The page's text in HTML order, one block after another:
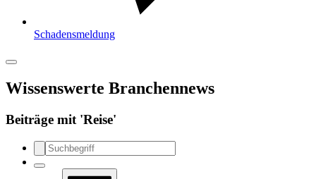
Schadensmeldung
Wissenswerte Branchennews
Beiträge mit 'Reise'